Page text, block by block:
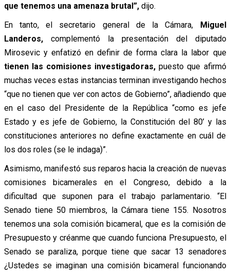
que tenemos una amenaza brutal”, dijo.
En tanto, el secretario general de la Cámara, Miguel
Landeros,complementó la presentación del diputado
Mirosevic y enfatizó en definir de forma clara la labor que
tienen las comisiones investigadoras,puesto que afirmó
muchas veces estas instancias terminan investigando hechos
“que no tienen que ver con actos de Gobierno”, añadiendo que
en el caso del Presidente de la República “como es jefe
Estado y es jefe de Gobierno, la Constitución del 80’ y las
constituciones anteriores no define exactamente en cuál de
los dos roles (se le indaga)”.
Asimismo, manifestó sus reparos hacia la creación de nuevas
comisiones bicamerales en el Congreso, debido a la
dificultad que suponen para el trabajo parlamentario. “El
Senado tiene 50 miembros, la Cámara tiene 155. Nosotros
tenemos una sola comisión bicameral, que es la comisión de
Presupuesto y créanme que cuando funciona Presupuesto, el
Senado se paraliza, porque tiene que sacar 13 senadores
¿Ustedes se imaginan una comisión bicameral funcionando